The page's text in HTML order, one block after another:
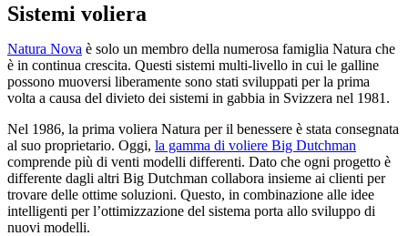
Sistemi voliera
Natura Nova è solo un membro della numerosa famiglia Natura che
è in continua crescita. Questi sistemi multi-livello in cui le galline
possono muoversi liberamente sono stati sviluppati per la prima
volta a causa del divieto dei sistemi in gabbia in Svizzera nel 1981.
Nel 1986, la prima voliera Natura per il benessere è stata consegnata
al suo proprietario. Oggi, la gamma di voliere Big Dutchman
comprende più di venti modelli differenti. Dato che ogni progetto è
differente dagli altri Big Dutchman collabora insieme ai clienti per
trovare delle ottime soluzioni. Questo, in combinazione alle idee
intelligenti per l’ottimizzazione del sistema porta allo sviluppo di
nuovi modelli.